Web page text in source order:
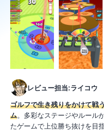
レビュー担当:ライコウ
ゴルフで生き残りをかけて戦
ム。多彩なステージやルール
たゲームで上位勝ち抜けを目